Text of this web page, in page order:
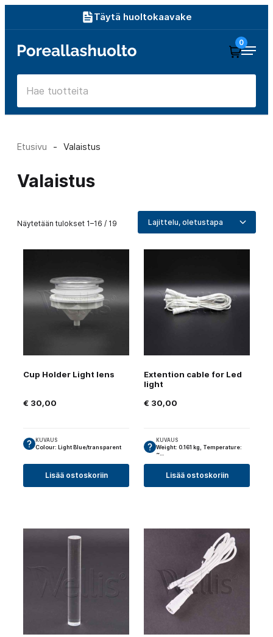
sisältöön
Täytä huoltokaavake
Poreallashuolto
0
Etusivu - Valaistus
Valaistus
Näytetään tulokset 1–16 / 19
Cup Holder Light lens
€ 30,00
KUVAUS
Colour: Light Blue/transparent
Lisää ostoskoriin
Extention cable for Led
light
€ 30,00
KUVAUS
Weight: 0.161 kg, Temperature:
~…
Lisää ostoskoriin